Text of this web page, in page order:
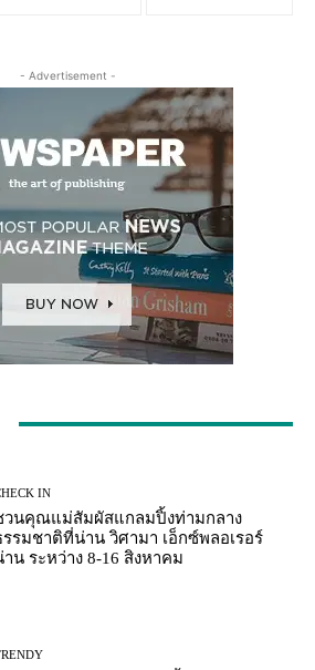
- Advertisement -
IN
วนคุณแม่สัมผัสแกลมปิ้งท่ามกลาง
รรมชาติที่น่าน วิศามา เอ็กซ์พลอเรอร์
าน ระหว่าง 8-16 สิงหาคม